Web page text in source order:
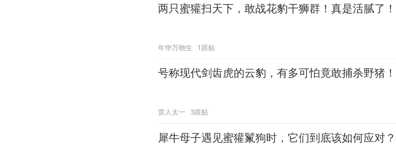
两只蜜獾扫天下，敢战花豹干狮群！真是活腻了！
年华万物生 1跟贴
号称现代剑齿虎的云豹，有多可怕竟敢捕杀野猪！
雷人太一 3跟贴
犀牛母子遇见蜜獾鬣狗时，它们到底该如何应对？